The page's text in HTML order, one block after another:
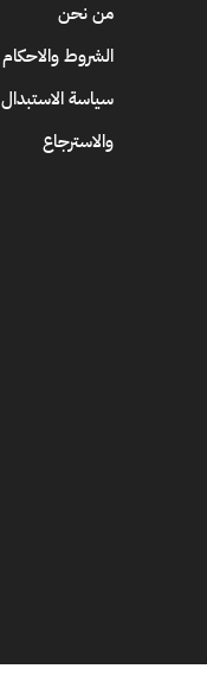
من نحن
الشروط والاحكام
سياسة الاستبدال
والاسترجاع